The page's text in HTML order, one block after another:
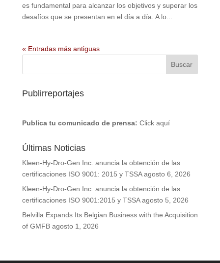
es fundamental para alcanzar los objetivos y superar los
desafíos que se presentan en el día a día. A lo...
« Entradas más antiguas
Publirreportajes
Publica tu comunicado de prensa: Click aquí
Últimas Noticias
Kleen-Hy-Dro-Gen Inc. anuncia la obtención de las
certificaciones ISO 9001: 2015 y TSSA agosto 6, 2026
Kleen-Hy-Dro-Gen Inc. anuncia la obtención de las
certificaciones ISO 9001:2015 y TSSA agosto 5, 2026
Belvilla Expands Its Belgian Business with the Acquisition
of GMFB agosto 1, 2026